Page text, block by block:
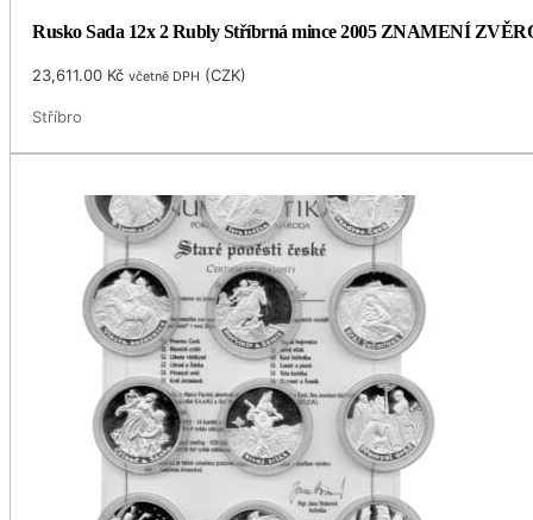
Rusko Sada 12x 2 Rubly Stříbrná mince 2005 ZNAMENÍ
23,611.00 Kč včetně DPH (CZK)
Stříbro